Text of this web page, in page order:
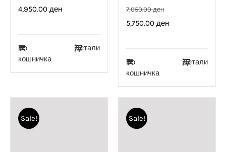
4,950.00 ден
Во
кошничка
Детали
7,050.00ден
Original
7,050.00 ден.
5,750.00 денCurrent
5,750.00 ден.
Во
кошничка
Детали
Sale! Sale!